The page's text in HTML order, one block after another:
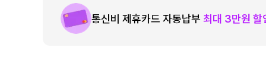
통신비 제휴카드 자동납부 최대 3만원 할